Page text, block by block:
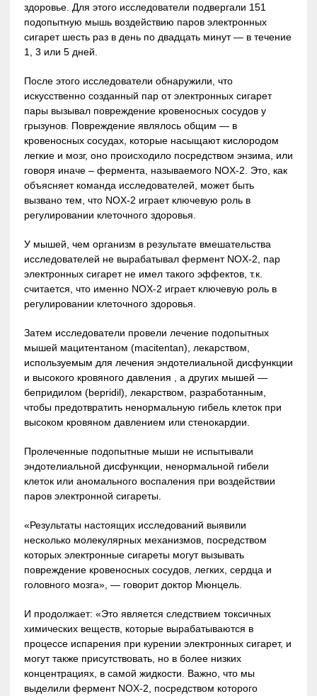
здоровье. Для этого исследователи подвергали 151
подопытную мышь воздействию паров электронных
сигарет шесть раз в день по двадцать минут — в течение
1, 3 или 5 дней.
После этого исследователи обнаружили, что
искусственно созданный пар от электронных сигарет
пары вызывал повреждение кровеносных сосудов у
грызунов. Повреждение являлось общим — в
кровеносных сосудах, которые насыщают кислородом
легкие и мозг, оно происходило посредством энзима, или
говоря иначе – фермента, называемого NOX-2. Это, как
объясняет команда исследователей, может быть
вызвано тем, что NOX-2 играет ключевую роль в
регулировании клеточного здоровья.
У мышей, чем организм в результате вмешательства
исследователей не вырабатывал фермент NOX-2, пар
электронных сигарет не имел такого эффектов, т.к.
считается, что именно NOX-2 играет ключевую роль в
регулировании клеточного здоровья.
Затем исследователи провели лечение подопытных
мышей мацитентаном (macitentan), лекарством,
используемым для лечения эндотелиальной дисфункции
и высокого кровяного давления , а других мышей —
бепридилом (bepridil), лекарством, разработанным,
чтобы предотвратить ненормальную гибель клеток при
высоком кровяном давлением или стенокардии.
Пролеченные подопытные мыши не испытывали
эндотелиальной дисфункции, ненормальной гибели
клеток или аномального воспаления при воздействии
паров электронной сигареты.
«Результаты настоящих исследований выявили
несколько молекулярных механизмов, посредством
которых электронные сигареты могут вызывать
повреждение кровеносных сосудов, легких, сердца и
головного мозга», — говорит доктор Мюнцель.
И продолжает: «Это является следствием токсичных
химических веществ, которые вырабатываются в
процессе испарения при курении электронных сигарет, и
могут также присутствовать, но в более низких
концентрациях, в самой жидкости. Важно, что мы
выделили фермент NOX-2, посредством которого